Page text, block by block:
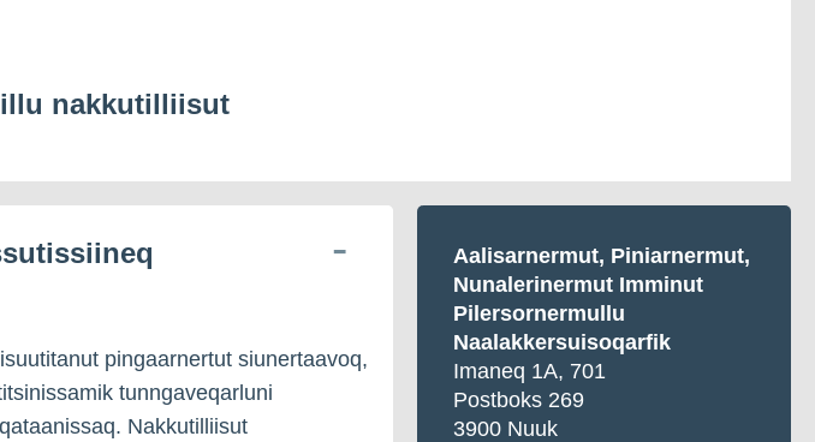
nakkutilliisut
pingaarnertut siunertaavoq,
tunngaveqarluni
Nakkutilliisut
Aalisarnermut, Piniarnermut,
Nunalerinermut Imminut
Pilersornermullu
Naalakkersuisoqarfik
Imaneq 1A, 701
Postboks 269
3900 Nuuk